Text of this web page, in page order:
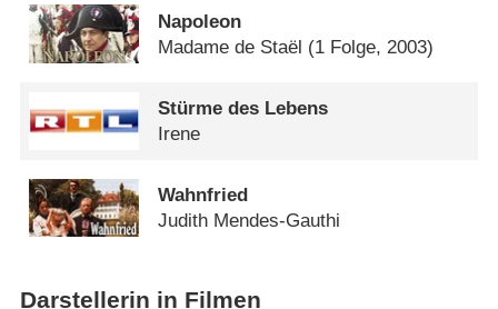
Napoleon
Madame de Staël (1 Folge, 2003)
Stürme des Lebens
Irene
Wahnfried
Judith Mendes-Gauthi
Darstellerin in Filmen